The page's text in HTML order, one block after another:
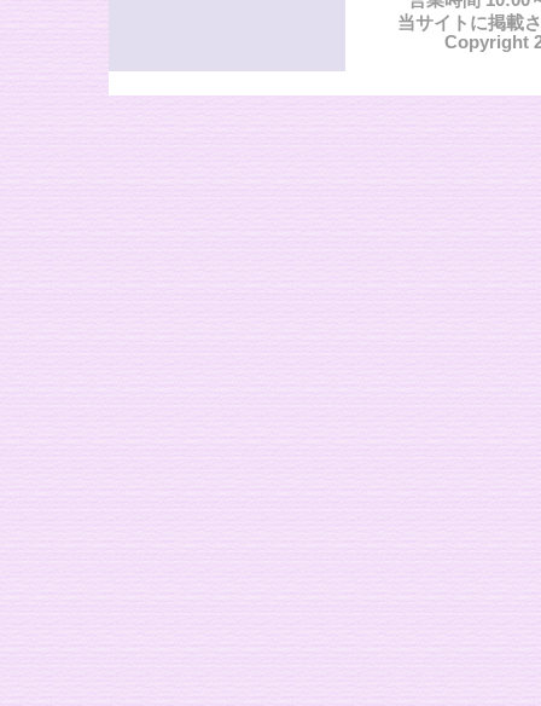
当サイトに掲載
Copyright